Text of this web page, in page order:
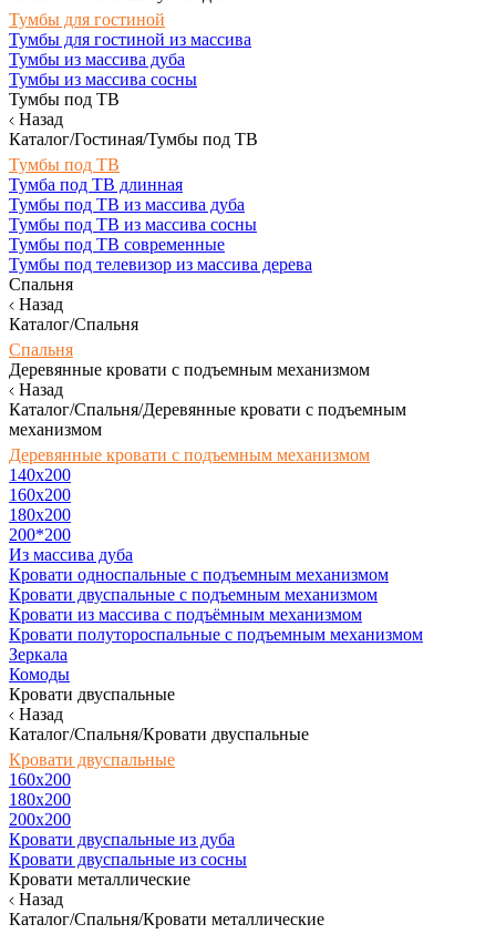
Тумбы для гостиной
Тумбы для гостиной из массива
Тумбы из массива дуба
Тумбы из массива сосны
Тумбы под ТВ
Назад
Каталог/Гостиная/Тумбы под ТВ
Тумбы под ТВ
Тумба под ТВ длинная
Тумбы под ТВ из массива дуба
Тумбы под ТВ из массива сосны
Тумбы под ТВ современные
Тумбы под телевизор из массива дерева
Спальня
Назад
Каталог/Спальня
Спальня
Деревянные кровати с подъемным механизмом
Назад
Каталог/Спальня/Деревянные кровати с подъемным
механизмом
Деревянные кровати с подъемным механизмом
140x200
160х200
180х200
200*200
Из массива дуба
Кровати односпальные с подъемным механизмом
Кровати двуспальные с подъемным механизмом
Кровати из массива с подъёмным механизмом
Кровати полутороспальные с подъемным механизмом
Зеркала
Комоды
Кровати двуспальные
Назад
Каталог/Спальня/Кровати двуспальные
Кровати двуспальные
160х200
180x200
200x200
Кровати двуспальные из дуба
Кровати двуспальные из сосны
Кровати металлические
Назад
Каталог/Спальня/Кровати металлические